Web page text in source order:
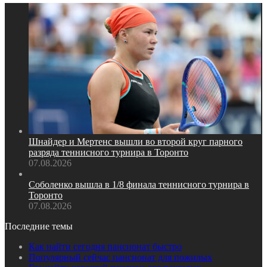
Шнайдер и Мертенс вышли во второй круг парного
разряда теннисного турнира в Торонто
07.08.2026
Соболенко вышла в 1/8 финала теннисного турнира в
Торонто
07.08.2026
Последние темы
Как найти сегодня пансионат быстро
Популярный сейчас пансионат для пожилых